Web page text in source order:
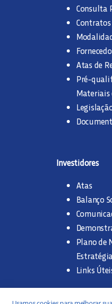
Consulta
Contratos
Atas de
Pré-
Materiais
Investidores
Atas
Balanço
Plano de
Links
Trabalhe na